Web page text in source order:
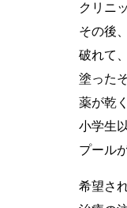
クリニ
その後
破れて
塗った
薬が乾
小学生
プール
希望さ